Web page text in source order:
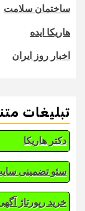
ساختمان سلامت
هاریکا ایده
اخبار روز ایران
تبلیغات
دکتر هاریکا
سئو تضمینی
خرید رپورتاژ